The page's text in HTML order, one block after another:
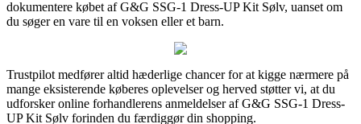
dokumentere købet af G&G SSG-1 Dress-UP Kit Sølv, uanset om
du søger en vare til en voksen eller et barn.
Trustpilot medfører altid hæderlige chancer for at kigge nærmere på
mange eksisterende køberes oplevelser og herved støtter vi, at du
udforsker online forhandlerens anmeldelser af G&G SSG-1 Dress-
UP Kit Sølv forinden du færdiggør din shopping.